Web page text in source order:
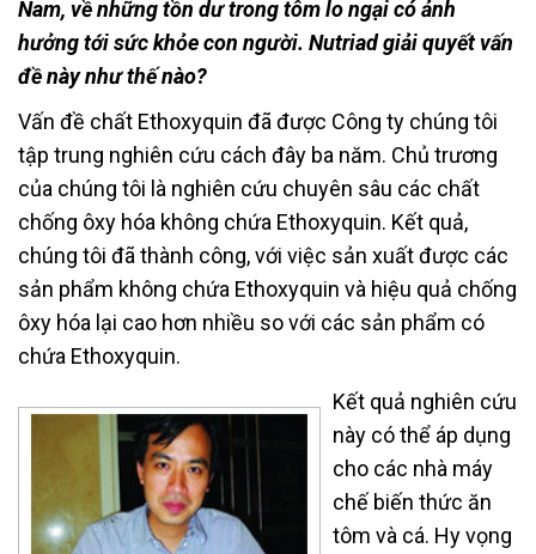
Nam, về những tồn dư trong tôm lo ngại có ảnh
hưởng tới sức khỏe con người. Nutriad giải quyết vấn
đề này như thế nào?
Vấn đề chất Ethoxyquin đã được Công ty chúng tôi
tập trung nghiên cứu cách đây ba năm. Chủ trương
của chúng tôi là nghiên cứu chuyên sâu các chất
chống ôxy hóa không chứa Ethoxyquin. Kết quả,
chúng tôi đã thành công, với việc sản xuất được các
sản phẩm không chứa Ethoxyquin và hiệu quả chống
ôxy hóa lại cao hơn nhiều so với các sản phẩm có
chứa Ethoxyquin.
Kết quả nghiên cứu
này có thể áp dụng
cho các nhà máy
chế biến thức ăn
tôm và cá. Hy vọng